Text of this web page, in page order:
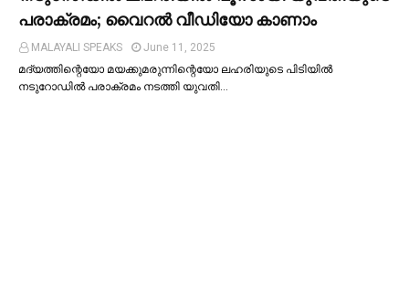
പരാക്രമം; വൈറൽ വീഡിയോ കാണാം
MALAYALI SPEAKS
June 11, 2025
മദ്യത്തിന്റെയോ മയക്കുമരുന്നിന്റെയോ ലഹരിയുടെ പിടിയില്‍
നടുറോഡില്‍ പരാക്രമം നടത്തി യുവതി…